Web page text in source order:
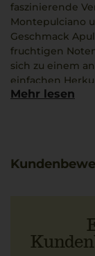
faszinierende
Montepulciano
Geschmack
fruchtigen
sich zu einem
einfachen
Mehr lesen